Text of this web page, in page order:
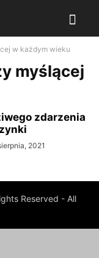
w każdym wieku
myślącej
zdarzenia
2021
Reserved - All